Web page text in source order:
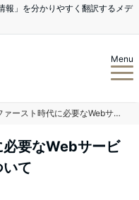
報」を分かりやすく翻訳するメデ
Menu
クラウドファースト時代に必要なWebサービスの正常稼動監視体制について
要なWebサービ
て